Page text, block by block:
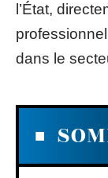
l’État,
dans le